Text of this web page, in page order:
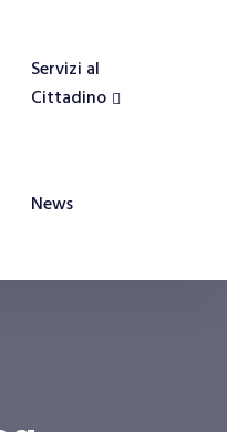
Servizi al
Cittadino
News